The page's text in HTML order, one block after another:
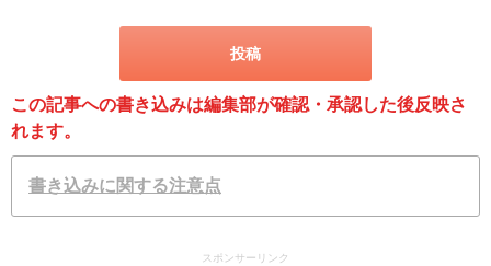
この記事への書き込みは編集部が確認・承認した後反映さ
れます。
書き込みに関する注意点
スポンサーリンク